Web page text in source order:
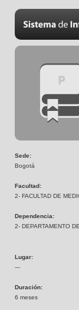
Sede:
Bogotá
Facultad:
2- FACULTAD DE
Dependencia:
2- DEPARTAMENTO
Lugar:
---
Duración:
6 meses